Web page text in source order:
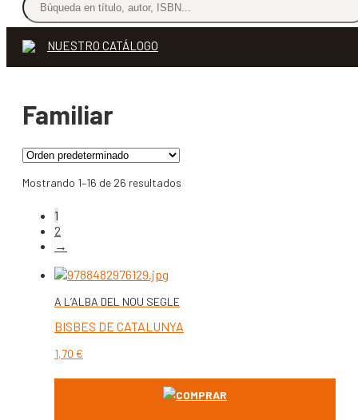
NUESTRO CATÁLOGO
Familiar
Mostrando 1–16 de 26 resultados
1
2
→
A L’ALBA DEL NOU SEGLE
BISBES DE CATALUNYA
1,70 €
COMPRAR